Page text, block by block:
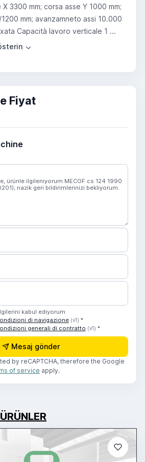
3300 mm; corsa asse Y 1000 mm;
mm; avanzamneto assi 10.000
Capacità lavoro verticale 1 ...
Fiyat
kabul ediyorum
di navigazione (v1) *
generali di contratto (v1) *
Mesaj gönder
by reCAPTCHA, therefore the Google
of service apply.